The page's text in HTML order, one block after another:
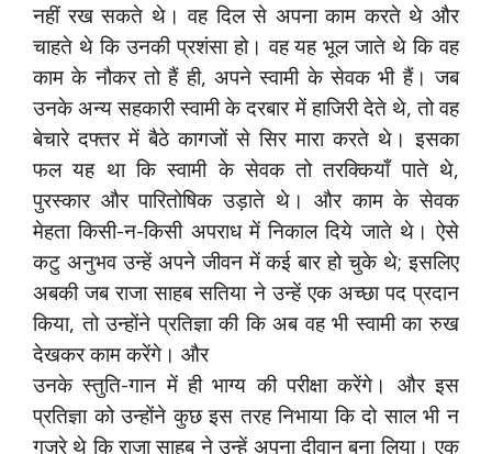
नहीं रख सकते थे। वह दिल से अपना काम करते थे और
चाहते थे कि उनकी प्रशंसा हो। वह यह भूल जाते थे कि वह
काम के नौकर तो हैं ही, अपने स्वामी के सेवक भी हैं। जब
उनके अन्य सहकारी स्वामी के दरबार में हाजिरी देते थे, तो वह
बेचारे दफ्तर में बैठे कागजों से सिर मारा करते थे। इसका
फल यह था कि स्वामी के सेवक तो तरक्कियाँ पाते थे,
पुरस्कार और पारितोषिक उड़ाते थे। और काम के सेवक
मेहता किसी-न-किसी अपराध में निकाल दिये जाते थे। ऐसे
कटु अनुभव उन्हें अपने जीवन में कई बार हो चुके थे; इसलिए
अबकी जब राजा साहब सतिया ने उन्हें एक अच्छा पद प्रदान
किया, तो उन्होंने प्रतिज्ञा की कि अब वह भी स्वामी का रुख
देखकर काम करेंगे। और
उनके स्तुति-गान में ही भाग्य की परीक्षा करेंगे। और इस
प्रतिज्ञा को उन्होंने कुछ इस तरह निभाया कि दो साल भी न
गुजरे थे कि राजा साहब ने उन्हें अपना दीवान बना लिया। एक